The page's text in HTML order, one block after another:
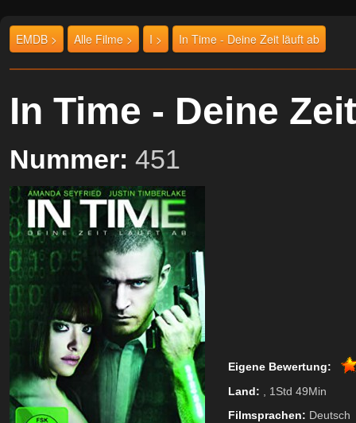
EMDB > Alle Filme > I > In Time - Deine Zeit läuft ab
In Time - Deine
Nummer: 451
Eigene Bewertung:
Land: , 1Std 49Min
Filmsprachen: Deutsch